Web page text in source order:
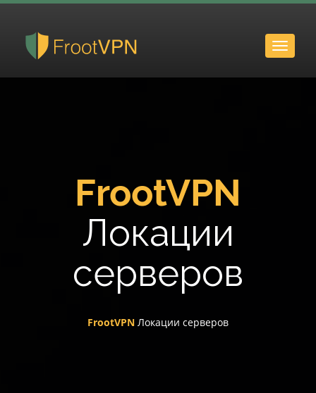
Toggle
FrootVPN
Локации
серверов
FrootVPN Локации серверов